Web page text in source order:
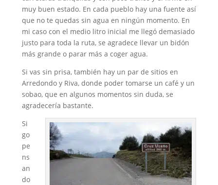
muy buen estado. En cada pueblo hay una fuente así
que no te quedas sin agua en ningún momento. En
mi caso con el medio litro inicial me llegó demasiado
justo para toda la ruta, se agradece llevar un bidón
más grande o parar más a coger agua.
Si vas sin prisa, también hay un par de sitios en
Arredondo y Riva, donde poder tomarse un café y un
sobao, que en algunos momentos sin duda, se
agradecería bastante.
Si
go
pe
ns
an
do